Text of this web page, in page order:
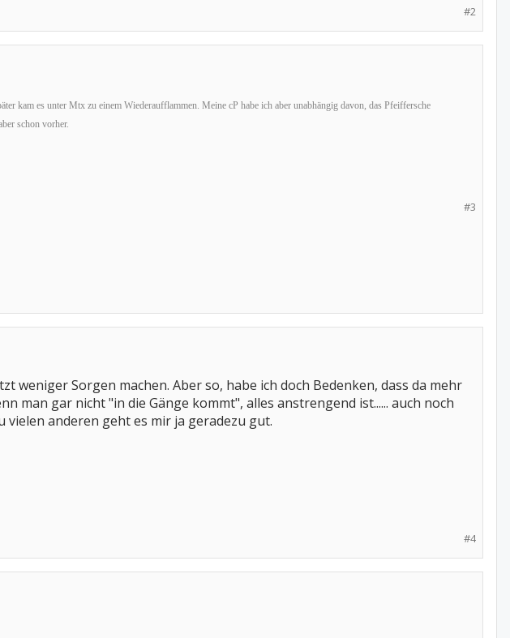
#2
kam es unter Mtx zu einem Wiederaufflammen. Meine cP habe ich aber unabhängig davon, das Pfeiffersche
schon vorher.
#3
weniger Sorgen machen. Aber so, habe ich doch Bedenken, dass da mehr
man gar nicht "in die Gänge kommt", alles anstrengend ist...... auch noch
vielen anderen geht es mir ja geradezu gut.
#4